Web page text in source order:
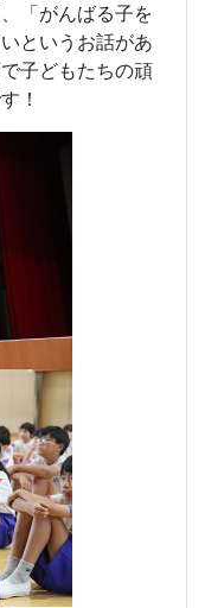
「がんばる子を
というお話があ
子どもたちの頑
！